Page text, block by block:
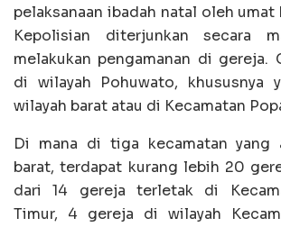
pelaksanaan ibadah natal oleh
Kepolisian diterjunkan secara
melakukan pengamanan di gereja.
di wilayah Pohuwato, khususnya
wilayah barat atau di Kecamatan
Di mana di tiga kecamatan yang
barat, terdapat kurang lebih 20
dari 14 gereja terletak di
Timur, 4 gereja di wilayah